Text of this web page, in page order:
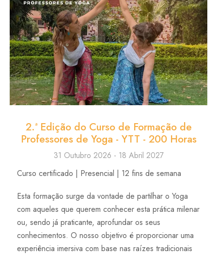
2.ª Edição do Curso de Formação de
Professores de Yoga - YTT - 200 Horas
31 Outubro 2026 - 18 Abril 2027
Curso certificado | Presencial | 12 fins de semana
Esta formação surge da vontade de partilhar o Yoga
com aqueles que querem conhecer esta prática milenar
ou, sendo já praticante, aprofundar os seus
conhecimentos. O nosso objetivo é proporcionar uma
experiência imersiva com base nas raízes tradicionais